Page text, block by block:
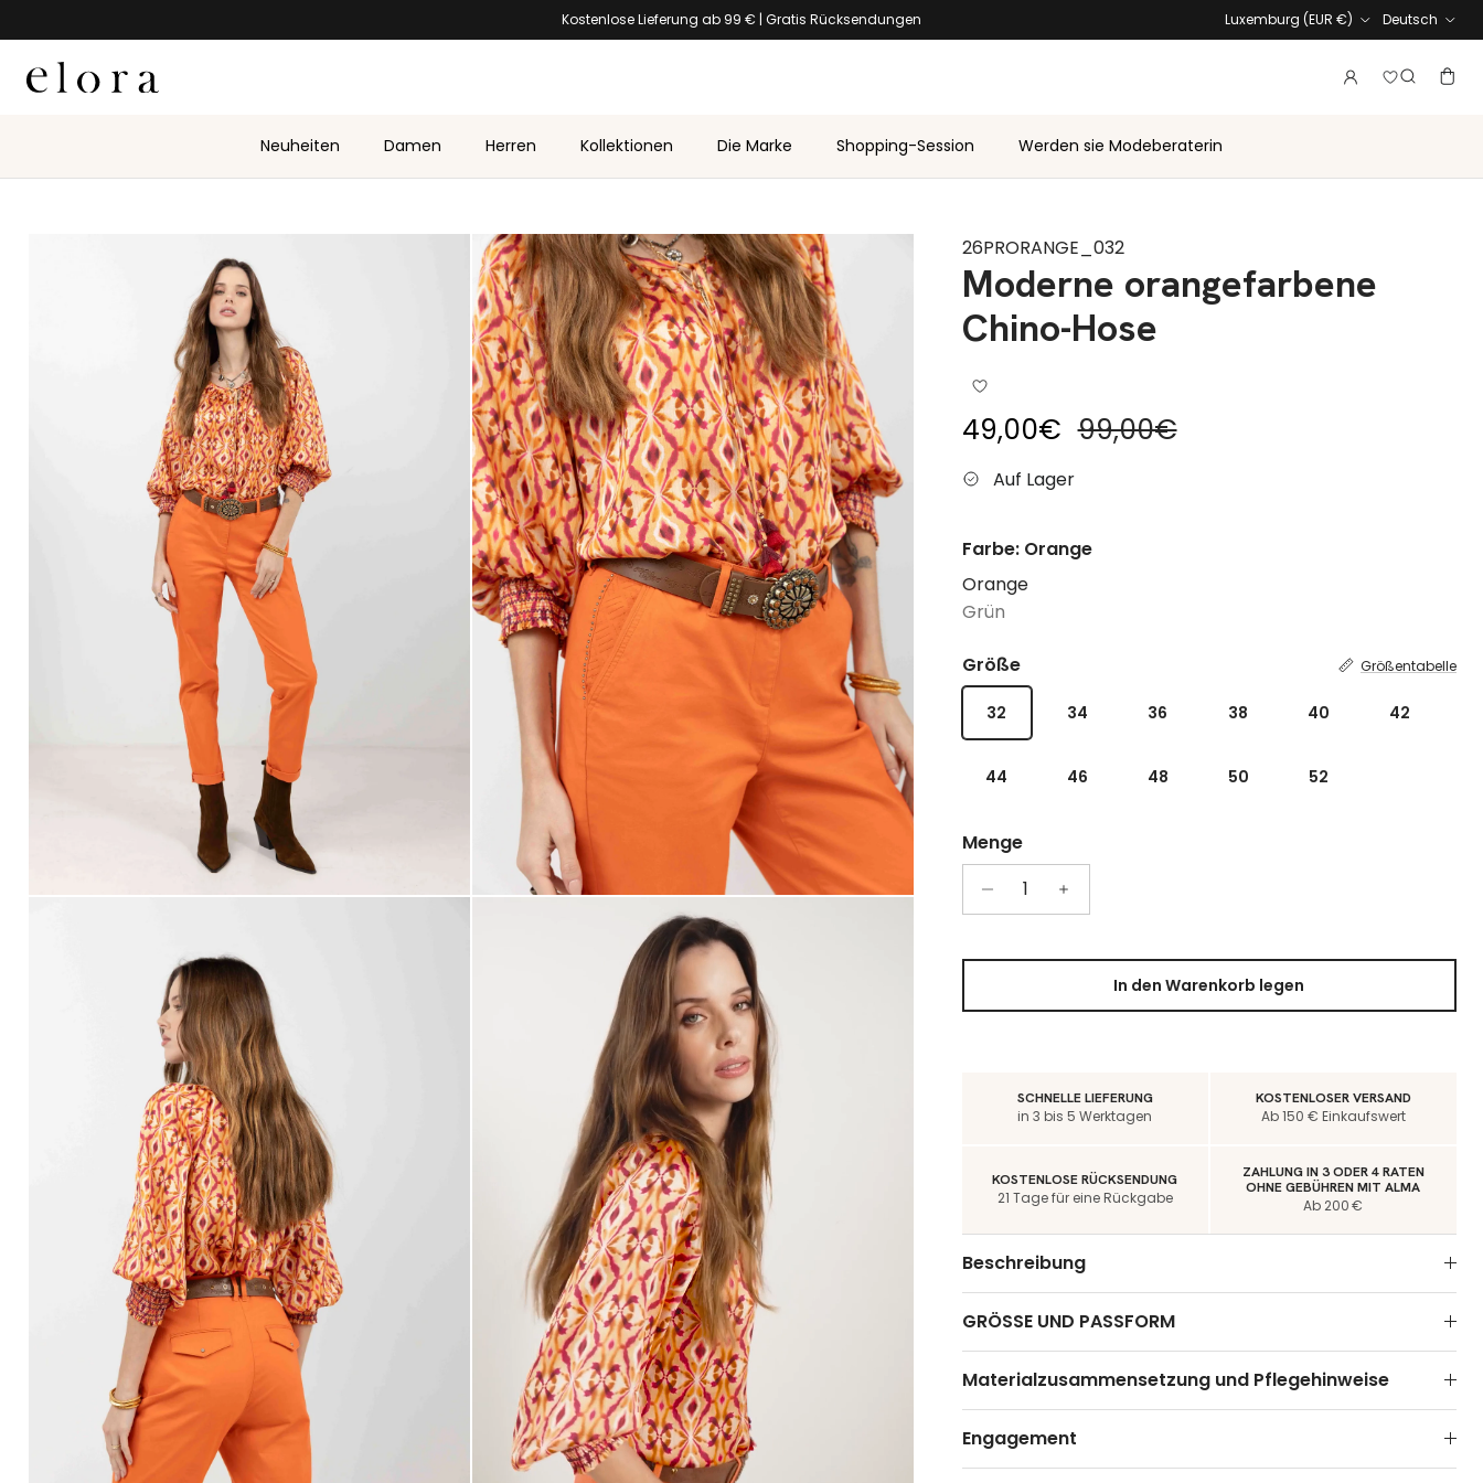
Kostenlose Lieferung ab 99 € | Gratis Rücksendungen
Land/Region
Luxemburg (EUR €) Deutsch
Konto Melden
Suche
Neuheiten Damen Herren Kollektionen Die Marke Shopping-Session Werden sie Modeberaterin
26PRORANGE_032
Moderne orangefarbene
Chino-Hose
Reduzierter Preis
49,00€ Regulärer Preis
99,00€
Auf Lager
Farbe: Orange
Orange
Grün
Größentabelle
Größe
32 34 36 38 40 42
44 46 48 50 52
Menge
In den Warenkorb legen
SCHNELLE LIEFERUNG
in 3 bis 5 Werktagen
KOSTENLOSER VERSAND
Ab 150 € Einkaufswert
KOSTENLOSE RÜCKSENDUNG
21 Tage für eine Rückgabe
ZAHLUNG IN 3 ODER 4 RATEN
OHNE GEBÜHREN MIT ALMA
Ab 200 €
Beschreibung
GRÖSSE UND PASSFORM
Materialzusammensetzung und Pflegehinweise
Engagement